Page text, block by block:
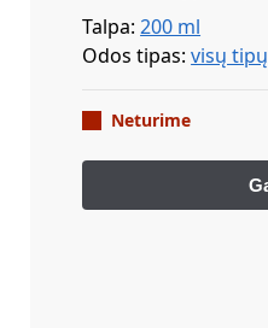
Talpa:200 ml
Odos tipas:visų tipų
Neturime